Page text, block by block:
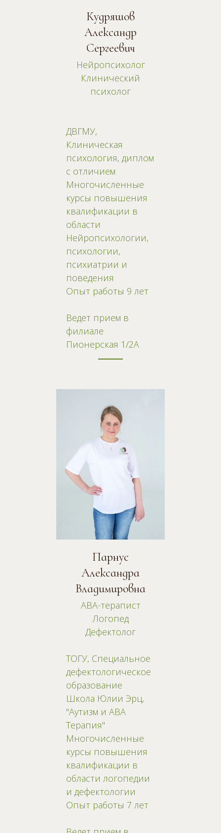
Кудряшов
Александр
Сергеевич
Нейропсихолог
Клинический
психолог
ДВГМУ,
Клиническая
психология, диплом
с отличием
Многочисленные
курсы повышения
квалификации в
области
Нейропсихологии,
психологии,
психиатрии и
поведения
Опыт работы 9 лет
Ведет прием в
филиале
Пионерская 1/2А
Парнус
Александра
Владимировна
АВА-терапист
Логопед
Дефектолог
ТОГУ, Специальное
дефектологическое
образование
Школа Юлии Эрц,
"Аутизм и АВА
Терапия"
Многочисленные
курсы повышения
квалификации в
области логопедии
и дефектологии
Опыт работы 7 лет